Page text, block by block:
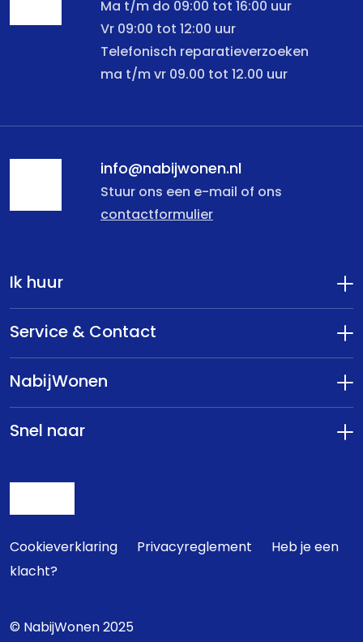
Ma t/m do 09:00 tot 16:00 uur
Vr 09:00 tot 12:00 uur
Telefonisch reparatieverzoeken
ma t/m vr 09.00 tot 12.00 uur
info@nabijwonen.nl
Stuur ons een e-mail of ons
contactformulier
Ik huur
Service & Contact
NabijWonen
Snel naar
Cookieverklaring Privacyreglement
Heb je een
klacht?
© NabijWonen 2025